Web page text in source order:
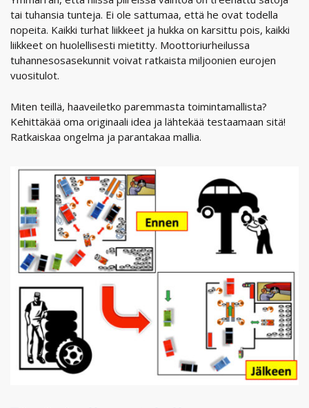
tai tuhansia tunteja. Ei ole sattumaa, että he ovat todella
nopeita. Kaikki turhat liikkeet ja hukka on karsittu pois, kaikki
liikkeet on huolellisesti mietitty. Moottoriurheilussa
tuhannesosasekunnit voivat ratkaista miljoonien eurojen
vuositulot.
Miten teillä, haaveiletko paremmasta toimintamallista?
Kehittäkää oma originaali idea ja lähtekää testaamaan sitä!
Ratkaiskaa ongelma ja parantakaa mallia.